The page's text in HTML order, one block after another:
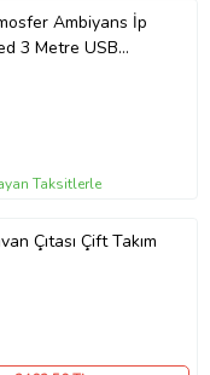
Ambiyans İp
3 Metre USB
Taksitlerle
Çıtası Çift Takım